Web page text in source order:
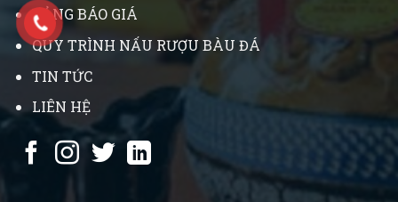
BẢNG BÁO GIÁ
QUY TRÌNH NẤU RƯỢU BÀU ĐÁ
TIN TỨC
LIÊN HỆ